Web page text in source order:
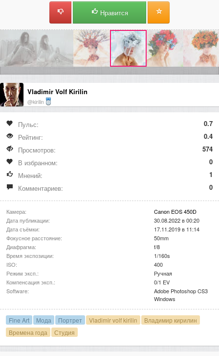
Нравится
Vladimir Volf Kirilin
@kirilin
Пульс:
0.7
Рейтинг:
0.4
Просмотров:
574
В избранном:
0
Мнений:
1
Комментариев:
0
Камера:
Canon EOS 450D
Дата публикации:
30.08.2022 в 00:20
Дата съёмки:
17.11.2019 в 11:14
Фокусное расстояние:
50mm
Диафрагма:
f/8
Время экспозиции:
1/160s
ISO:
400
Режим эксп.:
Ручная
Компенсация эксп.:
0/1 EV
Software:
Adobe Photoshop CS3
Windows
Fine Art Мода Портрет Vladimir volf kirilin
Владимир кирилин
Времена года
Студия